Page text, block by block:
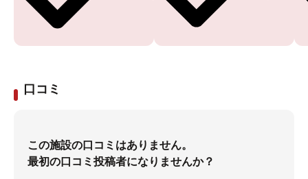
口コミ
この施設の口コミはありません。
最初の口コミ投稿者になりませんか？